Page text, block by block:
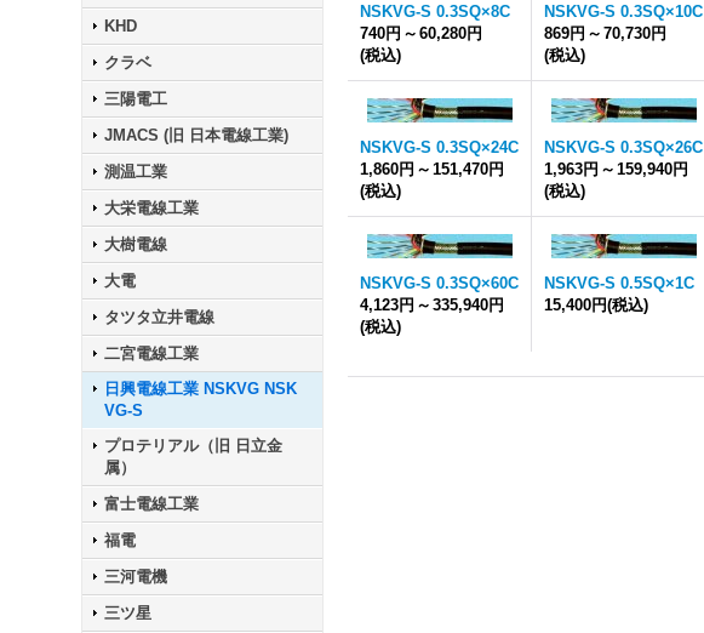
KHD
クラベ
三陽電工
JMACS (旧 日本電線工業)
測温工業
大栄電線工業
大樹電線
大電
タツタ立井電線
二宮電線工業
日興電線工業 NSKVG NSK
VG-S
プロテリアル（旧 日立金
属）
富士電線工業
福電
三河電機
三ツ星
NSKVG-S 0.3SQ×8C
740円 ～ 60,280円
(税込)
NSKVG-S 0.3SQ×10C
869円 ～ 70,730円
(税込)
NSKVG-S 0.3SQ×24C
1,860円 ～ 151,470円
(税込)
NSKVG-S 0.3SQ×26C
1,963円 ～ 159,940円
(税込)
NSKVG-S 0.3SQ×60C
4,123円 ～ 335,940円
(税込)
NSKVG-S 0.5SQ×1C
15,400円(税込)